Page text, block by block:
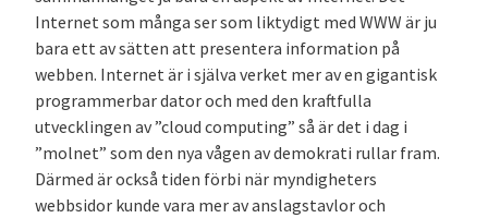
Internet som många ser som liktydigt med WWW är ju
bara ett av sätten att presentera information på
webben. Internet är i själva verket mer av en gigantisk
programmerbar dator och med den kraftfulla
utvecklingen av ”cloud computing” så är det i dag i
”molnet” som den nya vågen av demokrati rullar fram.
Därmed är också tiden förbi när myndigheters
webbsidor kunde vara mer av anslagstavlor och